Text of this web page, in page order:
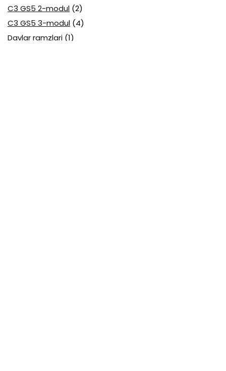
C3 GS5 2-modul (2)
C3 GS5 3-modul (4)
Davlar ramzlari (1)